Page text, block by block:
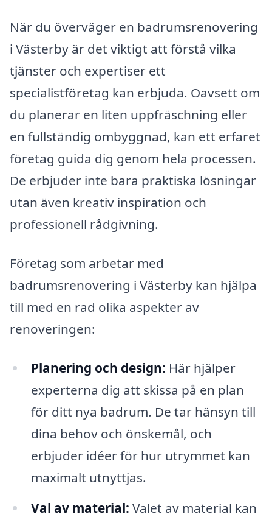
När du överväger en badrumsrenovering
i Västerby är det viktigt att förstå vilka
tjänster och expertiser ett
specialistföretag kan erbjuda. Oavsett om
du planerar en liten uppfräschning eller
en fullständig ombyggnad, kan ett erfaret
företag guida dig genom hela processen.
De erbjuder inte bara praktiska lösningar
utan även kreativ inspiration och
professionell rådgivning.
Företag som arbetar med
badrumsrenovering i Västerby kan hjälpa
till med en rad olika aspekter av
renoveringen:
Planering och design: Här hjälper
experterna dig att skissa på en plan
för ditt nya badrum. De tar hänsyn till
dina behov och önskemål, och
erbjuder idéer för hur utrymmet kan
maximalt utnyttjas.
Val av material: Valet av material kan